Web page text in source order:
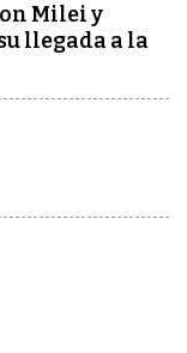
Milei y
llegada a la